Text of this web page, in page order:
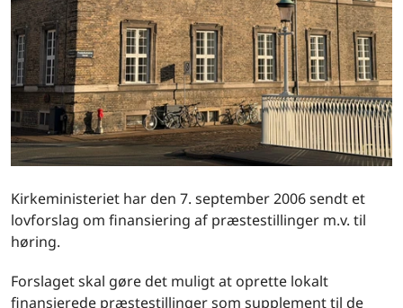
Kirkeministeriet har den 7. september 2006 sendt et
lovforslag om finansiering af præstestillinger m.v. til
høring.
Forslaget skal gøre det muligt at oprette lokalt
finansierede præstestillinger som supplement til de